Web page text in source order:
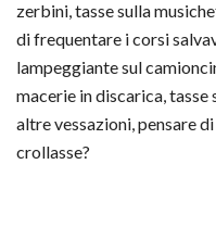
zerbini, tasse sulla
di frequentare i corsi
lampeggiante sul
macerie in discarica, tasse
altre vessazioni, pensare
crollasse?